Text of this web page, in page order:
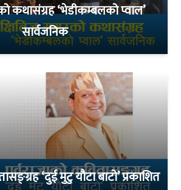
कथासंग्रह ‘भेडीकम्बलको प्वाल’
सार्वजनिक
‘दुई मुटु यौटा बाटो’ प्रकाशित